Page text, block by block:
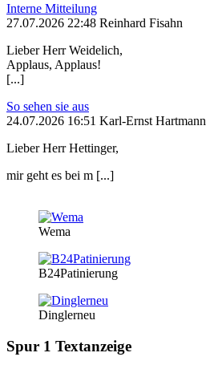
Interne Mitteilung
27.07.2026 22:48 Reinhard Fisahn
Lieber Herr Weidelich,
Applaus, Applaus!
[...]
So sehen sie aus
24.07.2026 16:51 Karl-Ernst Hartmann
Lieber Herr Hettinger,
mir geht es bei m [...]
Wema
B24Patinierung
Dinglerneu
Spur 1 Textanzeige